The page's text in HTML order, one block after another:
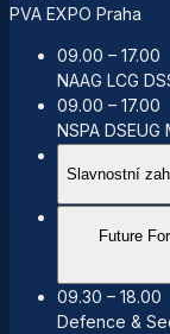
PVA EXPO Praha
09.00 – 17.00
NAAG LCG
09.00 – 17.00
NSPA DSEUG
Slavnostní
Future
09.30 – 18.00
Defence &